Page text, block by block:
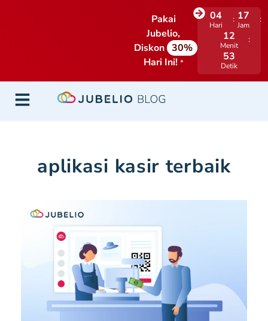
Pakai
Jubelio,
Diskon 30%
Hari Ini! *
04
Hari
17
Jam
12
Menit
51
Detik
aplikasi kasir terbaik